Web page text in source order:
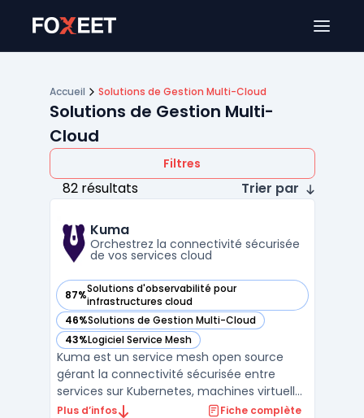
Accueil Solutions de Gestion Multi-Cloud
Solutions de Gestion Multi-
Cloud
Filtres
82 résultats Trier par
Kuma
Orchestrez la connectivité sécurisée
de vos services cloud
87%Solutions d'observabilité pour
infrastructures cloud
— voir Kuma dans cette catégorie
46%Solutions de Gestion Multi-Cloud
— voir Kuma dans cette catégorie
43%Logiciel Service Mesh
— voir Kuma dans cette catégorie
Kuma est un service mesh open source
gérant la connectivité sécurisée entre
services sur Kubernetes, machines virtuelles
et serveurs bare-metal. Administrateurs IT
Plus d’infos Fiche complète